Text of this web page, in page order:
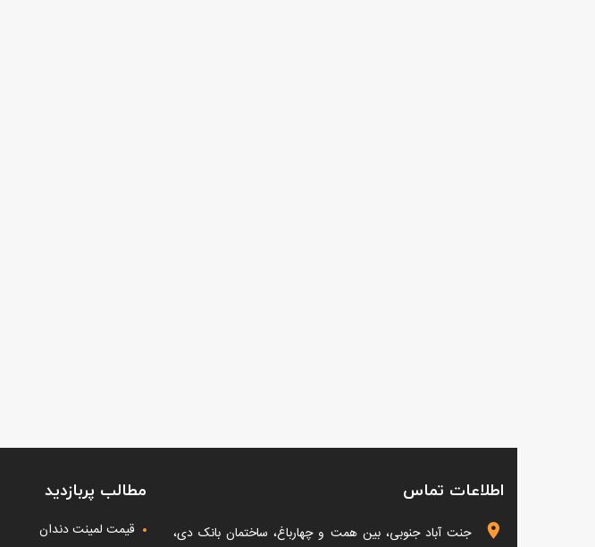
اطلاعات تماس
جنت آباد جنوبی، بین همت و چهارباغ، ساختمان بانک دی،
مطالب پربازدید
قیمت لمینت دندان